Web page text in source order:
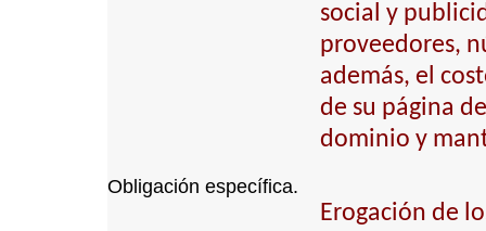
social y
proveedores,
además, el
de su página
dominio y
Obligación específica.
Erogación de